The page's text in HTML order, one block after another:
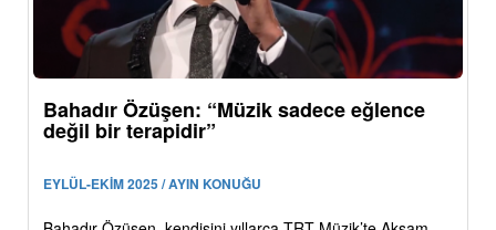
Bahadır Özüşen: “Müzik sadece eğlence
değil bir terapidir”
EYLÜL-EKİM 2025 / AYIN KONUĞU